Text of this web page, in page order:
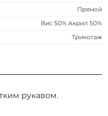
Прямой
Вис 50% Акрил 50%
Трикотаж
рукавом.